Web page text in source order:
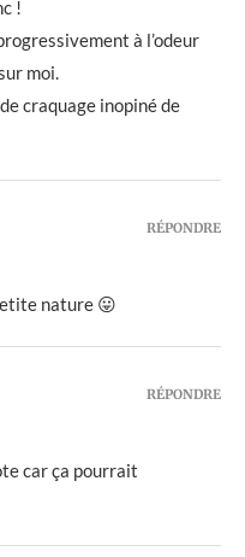
!
à l’odeur
moi.
craquage inopiné de
nature 😛
RÉPONDRE
car ça pourrait
RÉPONDRE